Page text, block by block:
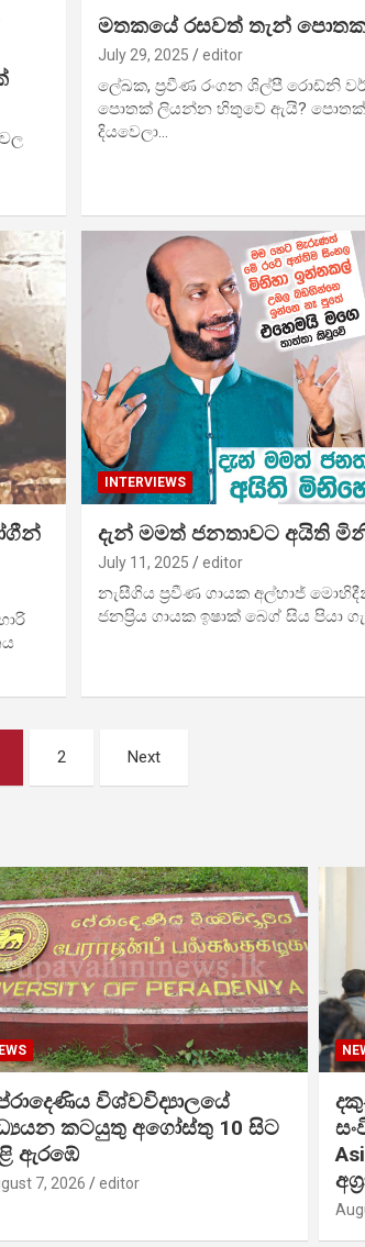
මත­කයේ රස­වත් තැන්
July 29, 2025 editor
ලේඛක, ප්‍රවීණ රංගන ශිල්පී රොඩ්නි
පොතක් ලියන්න හිතුවේ ඇයි? පොතක්
දිය­වෙලා…
INTERVIEWS
දැන් මමත් ජනතාවට අයිති
July 11, 2025 editor
නැසීගිය ප්‍රවීණ ගායක අල්හාජ්
ජනප්‍රිය ගායක ඉෂාක් බෙග් සිය පියා
2 Next
විශ්වවිද්‍යාලයේ
කටයුතු අගෝස්තු 10 සිට
ඇරඹේ
7, 2026 editor